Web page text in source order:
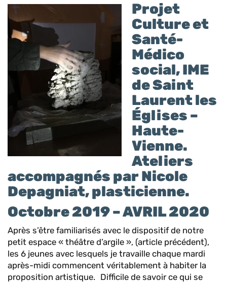
Projet
Culture et
Santé-
Médico
social, IME
de Saint
Laurent les
Églises –
Haute-
Vienne.
Ateliers
accompagnés par Nicole
Depagniat, plasticienne.
Octobre 2019 – AVRIL 2020
Après s’être familiarisés avec le dispositif de notre
petit espace « théâtre d’argile », (article précédent),
les 6 jeunes avec lesquels je travaille chaque mardi
après-midi commencent véritablement à habiter la
proposition artistique. Difficile de savoir ce qui se